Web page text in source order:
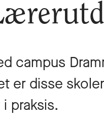
campus
er disse
praksis.